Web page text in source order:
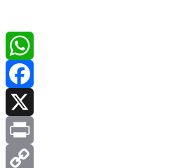
WhatsApp
Facebook
X
Print